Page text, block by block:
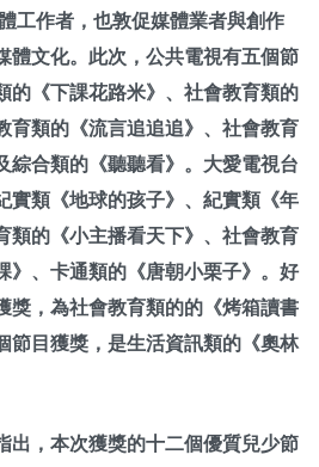
工作者，也敦促媒體業者與創作
體文化。此次，公共電視有五個節
的《下課花路米》、社會教育類的
育類的《流言追追追》、社會教育
綜合類的《聽聽看》。大愛電視台
實類《地球的孩子》、紀實類《年
類的《小主播看天下》、社會教育
》、卡通類的《唐朝小栗子》。好
獎，為社會教育類的的《烤箱讀書
節目獲獎，是生活資訊類的《奧林
，本次獲獎的十二個優質兒少節